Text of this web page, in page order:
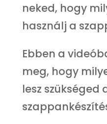
neked, hogy
használj a
Ebben a
meg, hogy
lesz szükséged